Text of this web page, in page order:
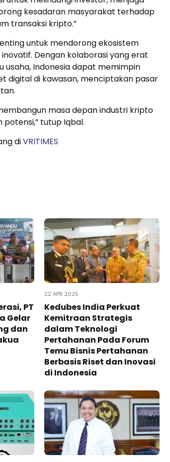
kesadaran masyarakat terhadap
transaksi kripto.”
untuk mendorong ekosistem
Dengan kolaborasi yang erat
Indonesia dapat memimpin
digital di kawasan, menciptakan pasar
masa depan industri kripto
tutup Iqbal.
diVRITIMES
PT
Gelar
dan
22 APR 2025
Kedubes India Perkuat
Kemitraan Strategis
dalam Teknologi
Pertahanan Pada Forum
Temu Bisnis Pertahanan
Berbasis Riset dan Inovasi
di Indonesia